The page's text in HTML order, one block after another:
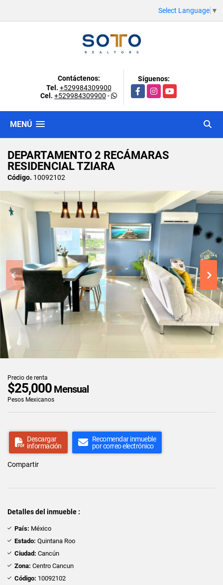
Select Language ▼
Contáctenos:
Tel. +529984309900
Cel. +529984309900 -
Síguenos:
FacebookInstagramYouTube
MENÚ
DEPARTAMENTO 2 RECÁMARAS
RESIDENCIAL TZIARA
Código. 10092102
Precio de renta
$25,000 Mensual
Pesos Mexicanos
Descargar
información
Recomendar inmueble
por correo electrónico
Compartir
Detalles del inmueble :
País: México
Estado: Quintana Roo
Ciudad: Cancún
Zona: Centro Cancun
Código: 10092102